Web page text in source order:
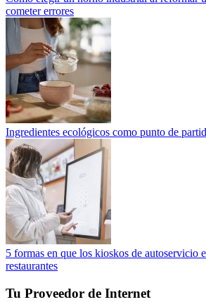
cometer errores
Ingredientes ecológicos como punto de
5 formas en que los kioskos de autoservicio
restaurantes
Tu Proveedor de Internet